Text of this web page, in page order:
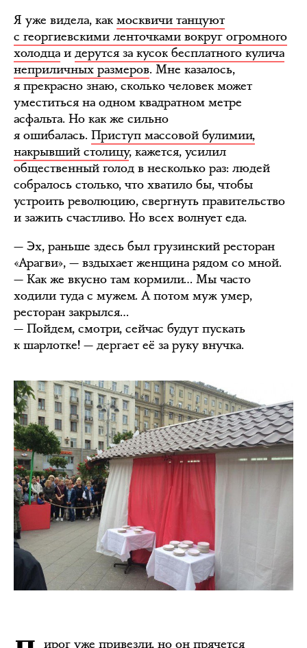
Я уже видела, как москвичи танцуют
с георгиевскими ленточками вокруг огромного
холодца и дерутся за кусок бесплатного кулича
неприличных размеров. Мне казалось,
я прекрасно знаю, сколько человек может
уместиться на одном квадратном метре
асфальта. Но как же сильно
я ошибалась. Приступ массовой булимии,
накрывший столицу, кажется, усилил
общественный голод в несколько раз: людей
собралось столько, что хватило бы, чтобы
устроить революцию, свергнуть правительство
и зажить счастливо. Но всех волнует еда.
— Эх, раньше здесь был грузинский ресторан
«Арагви», — вздыхает женщина рядом со мной.
— Как же вкусно там кормили… Мы часто
ходили туда с мужем. А потом муж умер,
ресторан закрылся…
— Пойдем, смотри, сейчас будут пускать
к шарлотке! — дергает её за руку внучка.
ирог уже привезли, но он прячется